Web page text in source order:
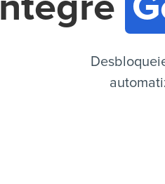
Integre